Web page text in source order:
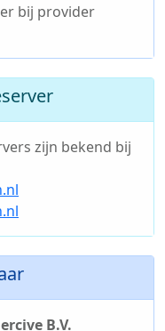
bij provider
zijn bekend bij
B.V.